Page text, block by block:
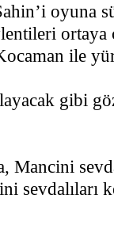
oyuna
ortaya
ile
gibi
Mancini
sevdalıları